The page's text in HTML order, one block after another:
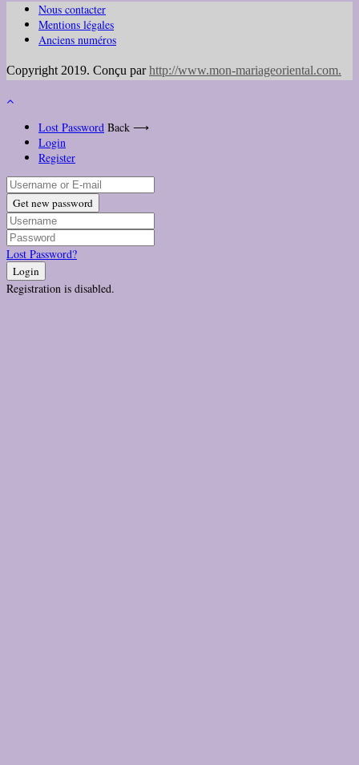
Nous contacter
Mentions légales
Anciens numéros
Copyright 2019. Conçu parhttp://www.mon-mariageoriental.com.
Lost Password Back ⟶
Login
Register
Get new password
Lost Password?
Login
Registration is disabled.